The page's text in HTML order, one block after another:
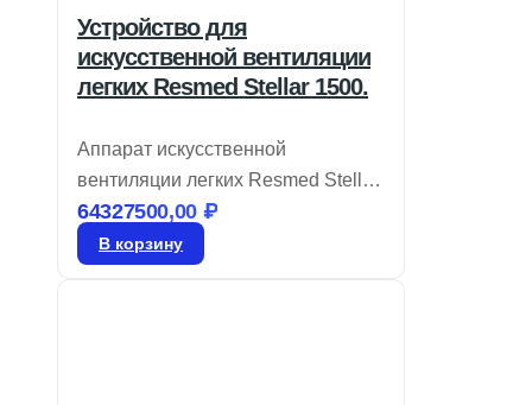
Устройство для
искусственной вентиляции
легких Resmed Stellar 1500.
Аппарат искусственной
вентиляции легких Resmed Stellar
150 соответствует требованиям
современных клиник, предлагая
64327500,00 ₽
В корзину